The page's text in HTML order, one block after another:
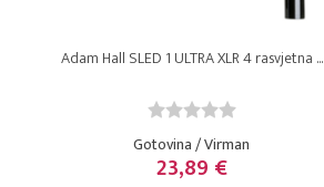
Adam Hall SLED 1 ULTRA XLR 4 rasvjetna ...
Gotovina / Virman
23,89 €